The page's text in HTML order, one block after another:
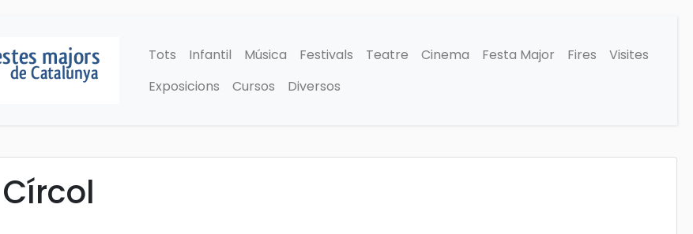
Tots Infantil Música Festivals Teatre Cinema Festa Major Fires
Visites
Exposicions
Cursos Diversos